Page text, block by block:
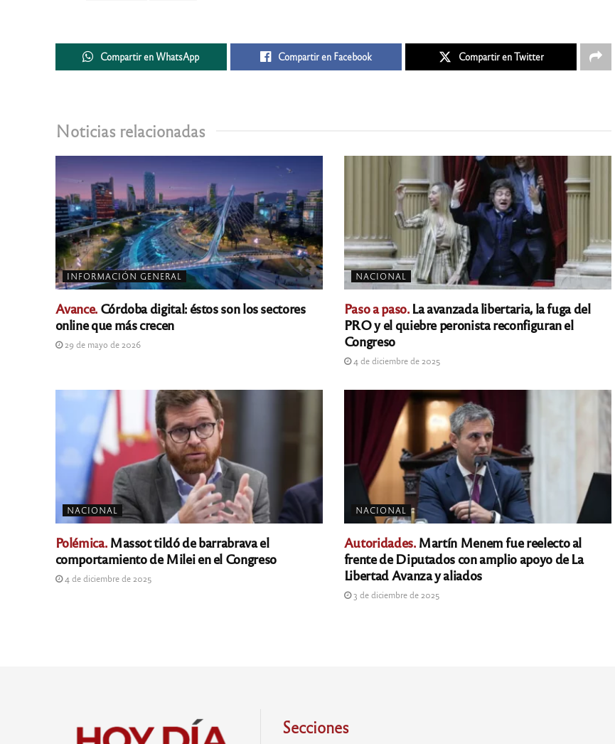
Compartir en WhatsApp Compartir en Facebook Compartir en Twitter
Noticias relacionadas
INFORMACIÓN GENERAL
Avance.Córdoba digital: éstos son los sectores
online que más crecen
29 de mayo de 2026
NACIONAL
Paso a paso.La avanzada libertaria, la fuga del
PRO y el quiebre peronista reconfiguran el
Congreso
4 de diciembre de 2025
NACIONAL
Polémica.Massot tildó de barrabrava el
comportamiento de Milei en el Congreso
4 de diciembre de 2025
NACIONAL
Autoridades.Martín Menem fue reelecto al
frente de Diputados con amplio apoyo de La
Libertad Avanza y aliados
3 de diciembre de 2025
Secciones